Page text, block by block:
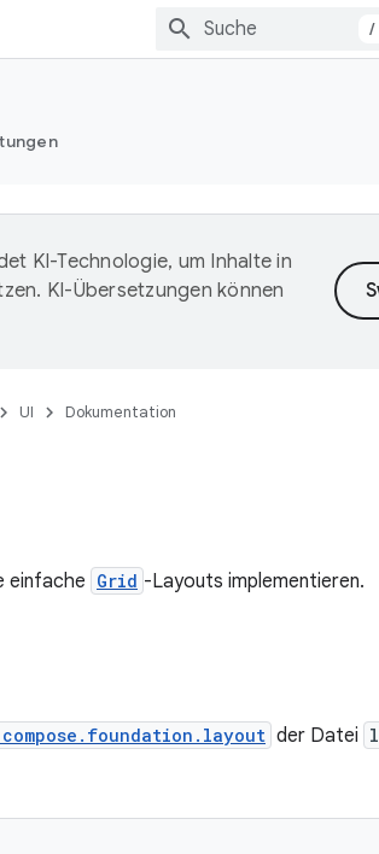
/
KI-Technologie, um Inhalte in
KI-Übersetzungen können
UI Dokumentation
einfache Grid -Layouts implementieren.
der Datei